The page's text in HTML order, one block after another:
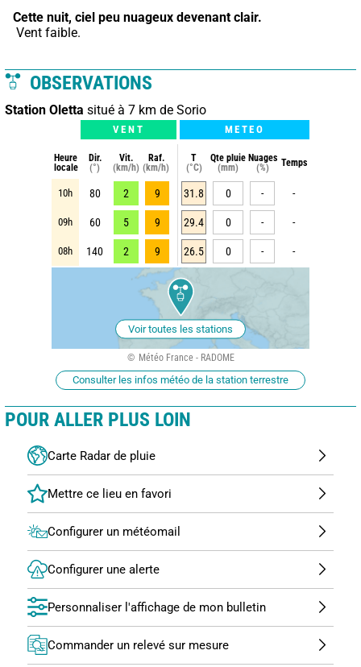
Cette nuit, ciel peu nuageux devenant clair.
Vent faible.
OBSERVATIONS
Station Oletta situé à 7 km de Sorio
VENT METEO
Heure
locale
Dir.
(°)
Vit.
(km/h)
Raf.
(km/h)
T
(°C)
Qte pluie
(mm)
Nuages
(%)
Temps
10h 80 2 9 31.8 0 - -
09h 60 5 9 29.4 0 - -
08h 140 2 9 26.5 0 - -
Voir toutes les stations
Météo France - RADOME
Consulter les infos météo de la station terrestre
POUR ALLER PLUS LOIN
Carte Radar de pluie
Configurer un météomail
Configurer une alerte
Personnaliser l'affichage de mon bulletin
Commander un relevé sur mesure